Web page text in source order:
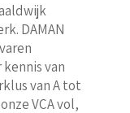
DAMAN
van
van A tot
VCA vol,